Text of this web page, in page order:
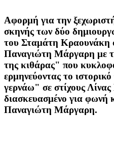
Αφορμή για την
σκηνής των δύο
του Σταμάτη Κραουνάκη
Παναγιώτη Μάργαρη με
της κιθάρας" που
ερμηνεύοντας το
γερνάω" σε στίχους
διασκευασμένο για φωνή
Παναγιώτη Μάργαρη.